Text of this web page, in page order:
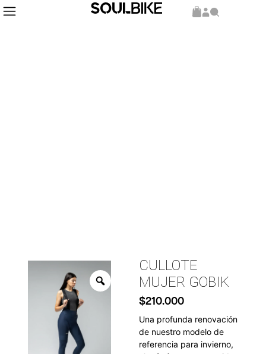
CULLOTE
MUJER GOBIK
$210.000
Una profunda renovación
de nuestro modelo de
referencia para invierno,